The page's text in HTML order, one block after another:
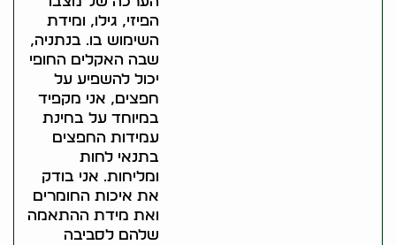
הפיזי, גילו, ומידת
השימוש בו. בנתניה,
שבה האקלים החופי
יכול להשפיע על
חפצים, אני מקפיד
במיוחד על בחינת
עמידות החפצים
בתנאי לחות
ומליחות. אני בודק
את איכות החומרים
ואת מידת ההתאמה
שלהם לסביבה